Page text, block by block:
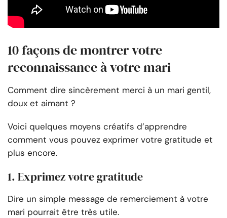
10 façons de montrer votre
reconnaissance à votre mari
Comment dire sincèrement merci à un mari gentil,
doux et aimant ?
Voici quelques moyens créatifs d’apprendre
comment vous pouvez exprimer votre gratitude et
plus encore.
1. Exprimez votre gratitude
Dire un simple message de remerciement à votre
mari pourrait être très utile.